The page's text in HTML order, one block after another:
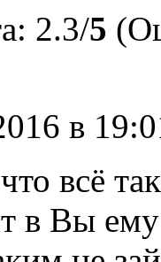
2.3/5
в
всё
в Вы